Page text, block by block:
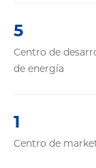
5
Centro de
de energía
1
Centro de